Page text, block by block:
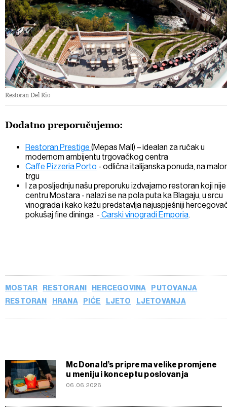
Restoran Del Rio
Dodatno preporučujemo:
Restoran Prestige (Mepas Mall) – idealan za ručak u
modernom ambijentu trgovačkog centra
Caffe Pizzeria Porto - odlična italijanska ponuda, na
trgu
I za posljednju našu preporuku izdvajamo restoran koji nije
centru Mostara - nalazi se na pola puta ka Blagaju, u srcu
vinograda i kako kažu predstavlja najuspješniji
pokušaj fine dininga - Carski vinogradi Emporia.
MOSTAR RESTORANI HERCEGOVINA
PUTOVANJA
RESTORAN
HRANA PIĆE LJETO LJETOVANJA
McDonald’s priprema velike promjene
u meniju i konceptu poslovanja
06.06.2026